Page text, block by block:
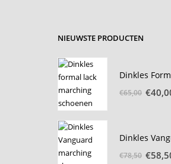
NIEUWSTE PRODUCTEN
€65,00 €
€78,50 €